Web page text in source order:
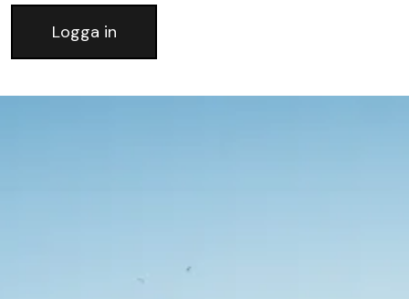
Logga in